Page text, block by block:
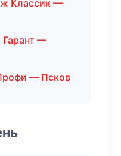
Классик —
Гарант —
— Псков